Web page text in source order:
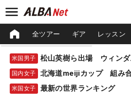
全ツアー ギア レッスン
米国男子 松山英樹ら出場 ウィンダ
国内女子 北海道meijiカップ 組み
米国女子 最新の世界ランキング